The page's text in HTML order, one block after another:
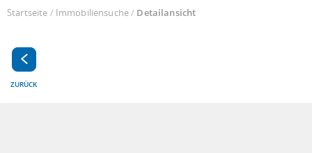
Startseite / Immobiliensuche/ Detailansicht
ZURÜCK